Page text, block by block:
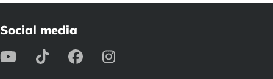
Social media